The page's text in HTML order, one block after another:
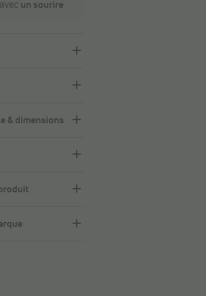
un sourire
& dimensions